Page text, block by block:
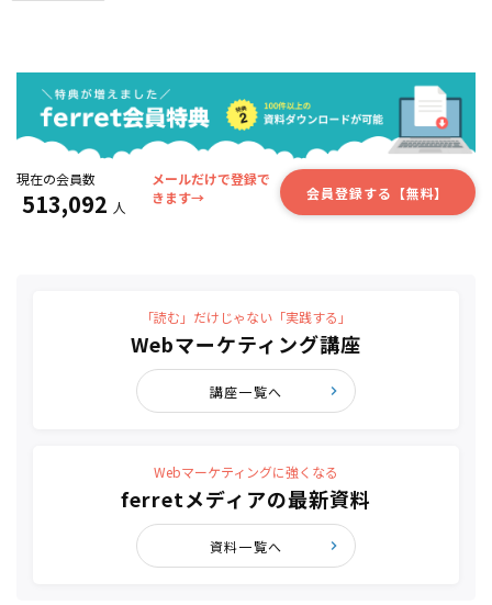
現在の会員数
513,092 人
メールだけで登録で
きます→
会員登録する【無料】
「読む」だけじゃない「実践する」
Webマーケティング講座
講座一覧へ
Webマーケティングに強くなる
ferretメディアの最新資料
資料一覧へ